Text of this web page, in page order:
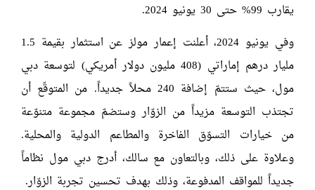
يقارب 99% حتى 30 يونيو 2024.
وفي يونيو 2024، أعلنت إعمار مولز عن استثمار بقيمة 1.5
مليار درهم إماراتي (408 مليون دولار أمريكي) لتوسعة دبي
مول، حيث ستتمّ إضافة 240 محلاً جديداً. من المتوقّع أن
تجتذب التوسعة مزيداً من الزوّار وستضمّ مجموعة متنوّعة
من خيارات التسوّق الفاخرة والمطاعم الدولية والمحلية.
وعلاوة على ذلك، وبالتعاون مع سالك، أدرج دبي مول نظاماً
جديداً للمواقف المدفوعة، وذلك بهدف تحسين تجربة الزوّار.